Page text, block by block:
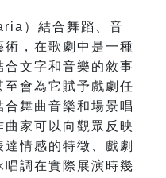
）結合舞蹈、音
，在歌劇中是一種
文字和音樂的敘事
會為它賦予戲劇任
舞曲音樂和場景唱
家可以向觀眾反映
情感的特徵、戲劇
調在實際展演時幾